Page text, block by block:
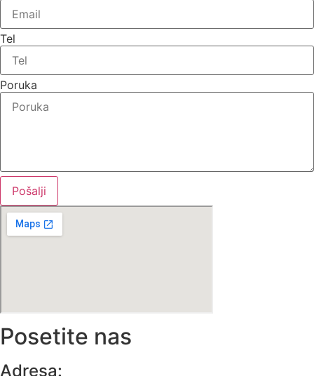
Tel
Poruka
Pošalji
Posetite nas
Adresa: